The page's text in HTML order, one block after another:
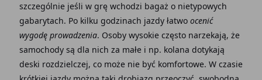
szczególnie jeśli w grę wchodzi bagaż o nietypowych
gabarytach. Po kilku godzinach jazdy łatwo ocenić
wygodę prowadzenia. Osoby wysokie często narzekają, że
samochody są dla nich za małe i np. kolana dotykają
deski rozdzielczej, co może nie być komfortowe. W czasie